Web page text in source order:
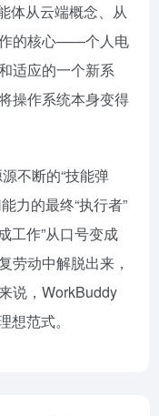
体从云端概念、从
作的核心——个人电
适应的一个新系
操作系统本身变得
不断的“技能弹
力的最终“执行者”
工作”从口号变成
劳动中解脱出来，
说，WorkBuddy
范式。